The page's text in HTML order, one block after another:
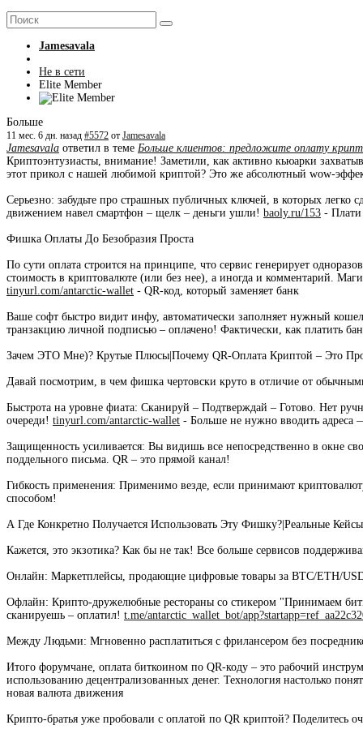
Jamesavala
Не в сети
Elite Member
Больше
11 мес. 6 дн. назад #5572 от Jamesavala
Jamesavala ответил в теме Больше клиентов: предложите оплату
Криптоэнтузиасты, внимание! Заметили, как активно кьюарки
этот прикол с нашей любимой криптой? Это же абсолютный wow-
Серьезно: забудьте про страшных публичных ключей, в которых легко
движением навел смартфон – щелк – деньги ушли! baoly.ru/153 - Плати
Фишка Оплаты До Безобразия Проста
По сути оплата строится на принципе, что сервис генерирует
стоимость в криптовалюте (или без нее), а иногда и комментарий.
tinyurl.com/antarctic-wallet - QR-код, который заменяет банк
Ваше софт быстро видит инфу, автоматически заполняет нужный
транзакцию личной подписью – оплачено! Фактически, как платить
Зачем ЭТО Мне)? Крутые Плюсы|Почему QR-Оплата Криптой – Это
Давай посмотрим, в чем фишка чертовски круто в отличие от
Быстрота на уровне фиата: Сканируй – Подтверждай – Готово. Нет
очереди! tinyurl.com/antarctic-wallet - Больше не нужно вводить адреса
Защищенность усиливается: Вы видишь все непосредственно в окне
поддельного письма. QR – это прямой канал!
Гибкость применения: Применимо везде, если принимают
способом!
А Где Конкретно Получается Использовать Эту Фишку?|Реальные
Кажется, это экзотика? Как бы не так! Все больше сервисов
Онлайн: Маркетплейсы, продающие цифровые товары за BTC/ETH/
Офлайн: Крипто-дружелюбные рестораны со стикером "Принимаем
сканируешь – оплатил! t.me/antarctic_wallet_bot/
Между Людьми: Мгновенно расплатиться с фрилансером без
Итого форумчане, оплата биткоином по QR-коду – это рабочий
использованию децентрализованных денег. Технология настолько
новая валюта движения
Крипто-братья уже пробовали с оплатой по QR криптой? Поделитесь